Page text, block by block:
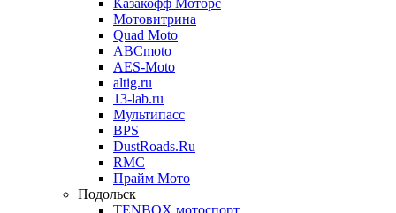
Мотовитрина
Quad Moto
ABCmoto
AES-Moto
altig.ru
13-lab.ru
Мультипасс
BPS
DustRoads.Ru
RMC
Прайм Мото
Подольск
TENBOX мотоспорт